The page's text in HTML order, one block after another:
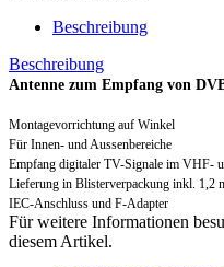
Beschreibung
Beschreibung
Antenne zum Empfang von
Montagevorrichtung auf Winkel
Für Innen- und Aussenbereiche
Empfang digitaler TV-Signale im VHF-
Lieferung in Blisterverpackung inkl. 1,2
IEC-Anschluss und F-Adapter
Für weitere Informationen
diesem Artikel.